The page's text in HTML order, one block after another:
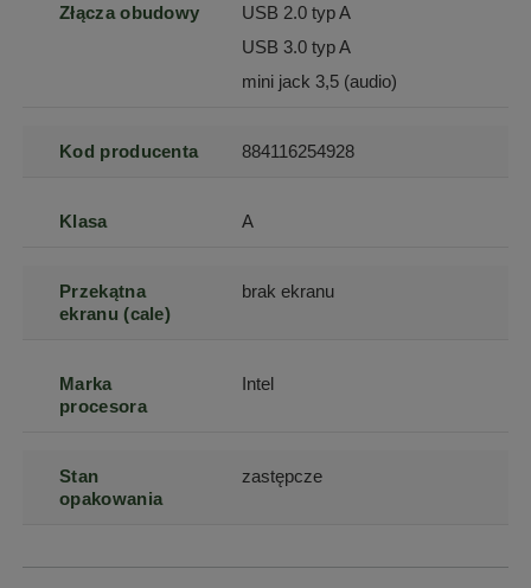
Złącza obudowy
USB 2.0 typ A
USB 3.0 typ A
mini jack 3,5 (audio)
Kod producenta 884116254928
Klasa A
Przekątna
ekranu (cale)
brak ekranu
Marka
procesora
Intel
Stan
opakowania
zastępcze